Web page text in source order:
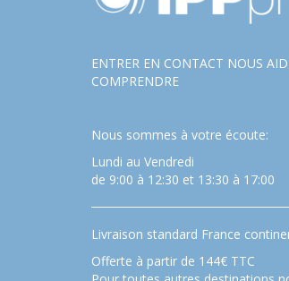
ENTRER EN CONTACT NOUS
COMPRENDRE
Nous sommes à votre écoute:
Lundi au Vendredi
de 9:00 à 12:30 et 13:30 à 17:00
Livraison standard France
Offerte à partir de 144€ TTC